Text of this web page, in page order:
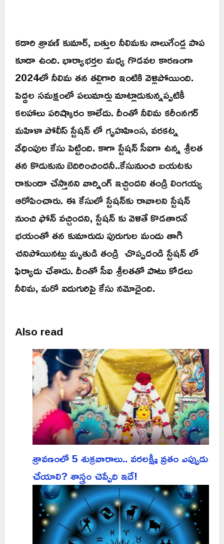
కడారి శ్రావణ్ కుమార్, బత్తుల నీలిమకు నాలుగేండ్ల పాప
కూడా ఉంది. భార్యాభర్తల మధ్య గొడవల కారణంగా
2024లో నీలిమ తన తల్లిగారి ఇంటికి వెళ్లిపోయింది.
పెద్దల సమక్షంలో పలుమార్లు మాట్లాడుకున్నప్పటికీ
కలహాలు పరిష్కారం కాలేదు. దీంతో నీలిమ కరీంనగర్
మహిళా పోలీస్ స్టేషన్ లో గృహహింస, వరకట్న
వేధింపుల కేసు పెట్టింది. కాగా స్టేషన్‌ సీఐగా ఉన్న శ్రీలత
తన కొడుకును బెదిరించిందనీ..కేసునుంచి బయటకు
రాకుండా చేస్తానని వార్నింగ్‌ ఇచ్చిందని తండ్రి లింగయ్య
ఆరోపించారు. ఈ కేసులో స్టేషన్‌కు రావాలని స్టేషన్
నుంచి ఫోన్ వచ్చిందని, స్టేషన్ కు వెళితే కొడతారనే
భయంతో తన కుమారుడు పురుగుల మందు తాగి
చనిపోయినట్లు మృతుడి తండ్రి చొప్పదండి స్టేషన్ లో
ఫిర్యాదు చేశాడు. దీంతో సీఐ శ్రీలతతో పాటు కోడలు
నీలిమ, మరో ఐదుగురిపై కేసు నమోదైంది.
Also read
శ్రావణంలో 5 శుక్రవారాలు.. వరలక్ష్మీ వ్రతం ఎప్పుడు
చేయాలి? శాస్త్రం చెప్పేది ఇదే!